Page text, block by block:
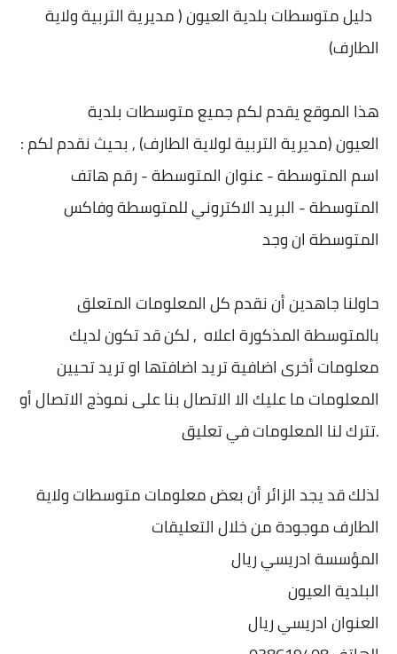
دليل متوسطات بلديةالعيون ( مديرية التربية ولاية
الطارف)
هذا الموقع يقدم لكم جميع متوسطات بلدية
العيون (مديرية التربية لولاية الطارف) , بحيث نقدم لكم :
اسم المتوسطة - عنوان المتوسطة - رقم هاتف
المتوسطة - البريد الاكتروني للمتوسطة وفاكس
المتوسطة ان وجد
حاولنا جاهدين أن نقدم كل المعلومات المتعلق
بالمتوسطة المذكورة اعلاه , لكن قد تكون لديك
معلومات أخرى اضافية تريد اضافتها او تريد تحيين
المعلومات ما عليك الا الاتصال بنا على نموذج الاتصال أو
تترك لنا المعلومات في تعليق.
لذلك قد يجد الزائر أن بعض معلومات متوسطات ولاية
الطارف موجودة من خلال التعليقات
المؤسسة ادريسي ريال
البلدية العيون
العنوان ادريسي ريال